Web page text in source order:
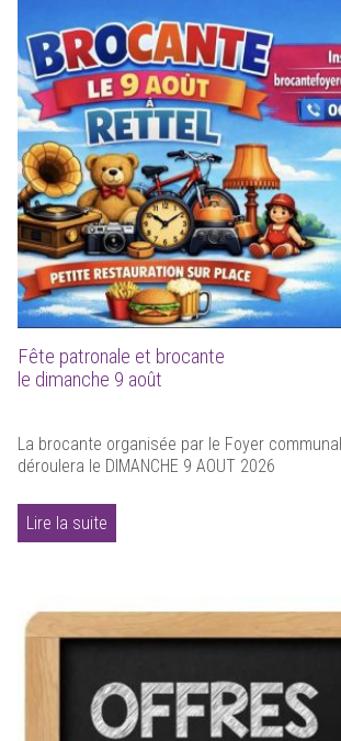
Fête patronale et brocante
le dimanche 9 août
La brocante organisée par le Foyer
déroulera le DIMANCHE 9 AOUT 2026
Lire la suite